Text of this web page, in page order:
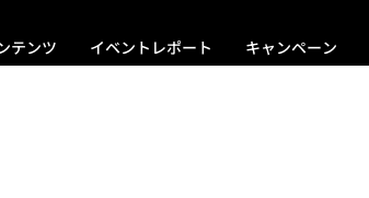
テンツ イベントレポート キャンペーン